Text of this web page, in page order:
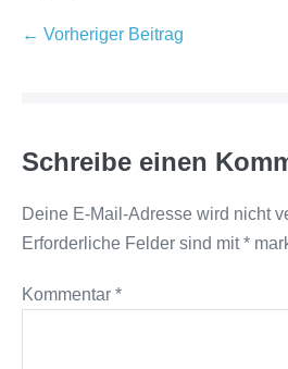
← Vorheriger Beitrag
Schreibe einen
Deine E-Mail-Adresse wird nicht
Erforderliche Felder sind mit*
Kommentar *